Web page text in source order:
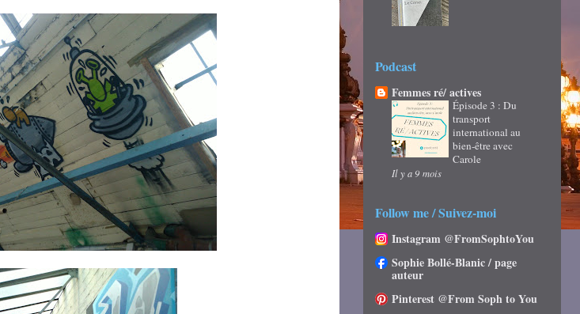
Podcast
Femmes ré/ actives
Épisode 3 : Du
transport
international au
bien-être avec
Carole
Il y a 9 mois
Follow me / Suivez-moi
Instagram @FromSophtoYou
Sophie Bollé-Blanic / page
auteur
Pinterest @From Soph to You